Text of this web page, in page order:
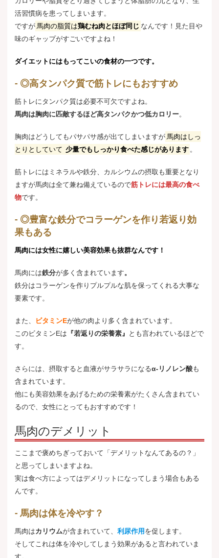
活習慣病を患ってしまいます。
ですが 馬肉の脂質は鶏むね肉とほぼ同じ なんです！見た目や
味のギャップがすごいですよね！
ダイエットにはもってこいの食材の一つです。
◎高タンパク質で筋トレにもおすすめ
筋トレにタンパク質は必要不可欠ですよね。
馬肉は胸肉に匹敵するほど高タンパクかつ低カロリー。
胸肉はどうしてもパサパサ感が出てしまいますが 馬肉はしっ
とりとしていて 少量でもしっかり食べた感じがあります 。
筋トレにはミネラルや鉄分、カルシウムの摂取も重要となり
ますが馬肉は全て兼ね備えているので筋トレには最高の食べ
物です。
◎豊富な鉄分でコラーゲンを作り若返り効
果もある
馬肉には女性に嬉しい美容効果も抜群なんです！
馬肉には鉄分が多く含まれています。
鉄分はコラーゲンを作りプルプルな肌を保ってくれる大事な
要素です。
また、 ビタミンEが他の肉より多く含まれています。
このビタミンEは 『若返りの栄養素』
とも言われているほどで
す。
さらには、摂取すると血液がサラサラになるα-リノレン酸も
含まれています。
他にも美容効果をあげるための栄養素がたくさん含まれてい
るので、女性にとってもおすすめです！
馬肉のデメリット
ここまで褒めちぎっておいて「デメリットなんてあるの？」
と思ってしまいますよね。
実は食べ方によってはデメリットになってしまう場合もある
んです。
馬肉は体を冷やす？
馬肉はカリウムが含まれていて、 利尿作用を促します。
そしてこれは体を冷やしてしまう効果があると言われていま
す。